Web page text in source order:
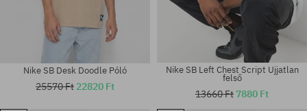
Nike SB Desk Doodle Póló
25570 Ft 22820 Ft
Nike SB Left Chest Script Ujjatlan
felső
13660 Ft 7880 Ft